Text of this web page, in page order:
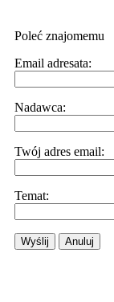
Poleć znajomemu
Email adresata:
Nadawca:
Twój adres email:
Temat:
Wyślij Anuluj